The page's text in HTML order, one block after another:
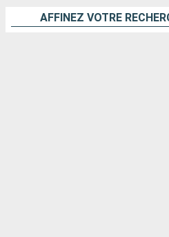
AFFINEZ VOTRE